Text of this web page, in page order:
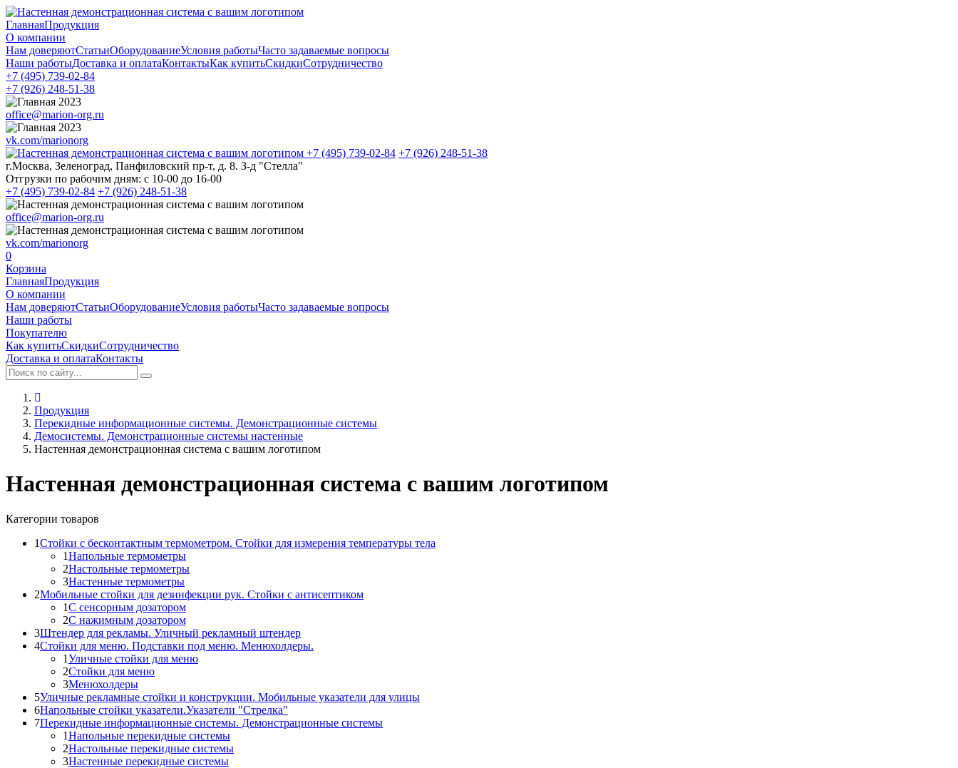
ГлавнаяПродукция
О компании
Нам доверяютСтатьиОборудованиеУсловия работыЧасто задаваемые вопросы
Наши работыДоставка и оплатаКонтактыКак купитьСкидкиСотрудничество
+7 (495) 739-02-84
+7 (926) 248-51-38
office@marion-org.ru
vk.com/marionorg
+7 (495) 739-02-84 +7 (926) 248-51-38
г.Москва, Зеленоград, Панфиловский пр-т, д. 8. З-д "Стелла"
Отгрузки по рабочим дням: с 10-00 до 16-00
+7 (495) 739-02-84 +7 (926) 248-51-38
office@marion-org.ru
vk.com/marionorg
0
Корзина
ГлавнаяПродукция
О компании
Нам доверяютСтатьиОборудованиеУсловия работыЧасто задаваемые вопросы
Наши работы
Покупателю
Как купитьСкидкиСотрудничество
Доставка и оплатаКонтакты
Продукция
Перекидные информационные системы. Демонстрационные системы
Демосистемы. Демонстрационные системы настенные
Настенная демонстрационная система с вашим логотипом
Настенная демонстрационная система с вашим логотипом
Категории товаров
1Стойки с бесконтактным термометром. Стойки для измерения температуры тела
1Напольные термометры
2Настольные термометры
3Настенные термометры
2Мобильные стойки для дезинфекции рук. Стойки с антисептиком
1С сенсорным дозатором
2С нажимным дозатором
3Штендер для рекламы. Уличный рекламный штендер
4Стойки для меню. Подставки под меню. Менюхолдеры.
1Уличные стойки для меню
2Стойки для меню
3Менюхолдеры
5Уличные рекламные стойки и конструкции. Мобильные указатели для улицы
6Напольные стойки указатели.Указатели "Стрелка"
7Перекидные информационные системы. Демонстрационные системы
1Напольные перекидные системы
2Настольные перекидные системы
3Настенные перекидные системы